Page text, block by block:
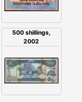
500 shillings,
2002